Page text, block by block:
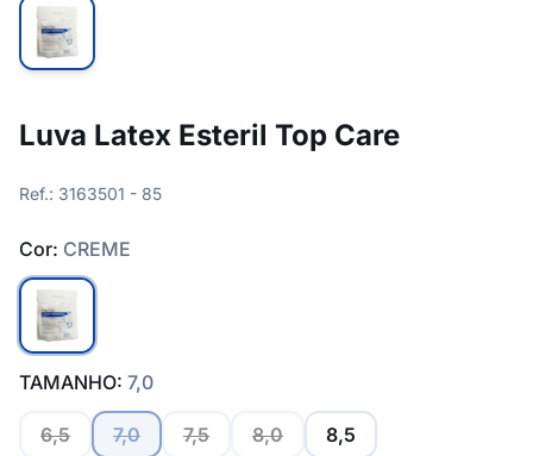
Luva Latex Esteril Top Care
Ref.: 3163501 - 85
Cor: CREME
TAMANHO: 7,0
6,5 7,0 7,5 8,0 8,5